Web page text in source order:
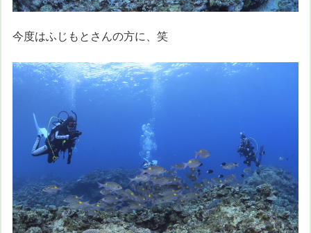
今度はふじもとさんの方に、笑